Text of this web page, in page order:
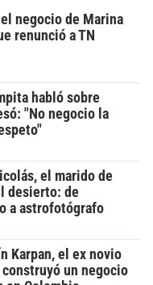
negocio de Marina
renunció a TN
habló sobre
"No negocio la
el marido de
desierto: de
a astrofotógrafo
Karpan, el ex novio
un negocio